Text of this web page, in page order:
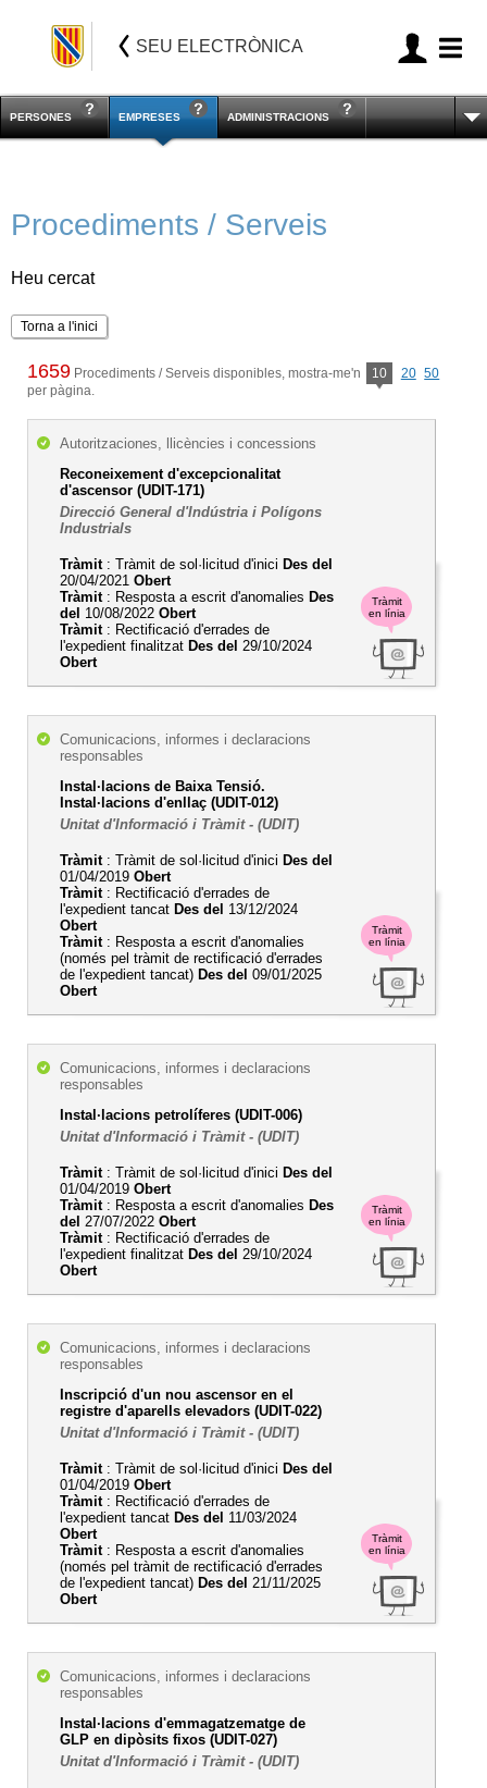
SEU ELECTRÒNICA
PERSONES EMPRESES ADMINISTRACIONS
Procediments / Serveis
Heu cercat
Torna a l'inici
1659 Procediments / Serveis disponibles, mostra-me'n 10 20 50
per pàgina.
Tràmit
en línia
Autoritzaciones, llicències i concessions
Reconeixement d'excepcionalitat
d'ascensor (UDIT-171)
Direcció General d'Indústria i Polígons
Industrials
Tràmit: Tràmit de sol·licitud d'inici Des del
20/04/2021 Obert
Tràmit: Resposta a escrit d'anomalies Des
del 10/08/2022 Obert
Tràmit: Rectificació d'errades de
l'expedient finalitzat Des del 29/10/2024
Obert
Tràmit
en línia
Comunicacions, informes i declaracions
responsables
Instal·lacions de Baixa Tensió.
Instal·lacions d'enllaç (UDIT-012)
Unitat d'Informació i Tràmit - (UDIT)
Tràmit: Tràmit de sol·licitud d'inici Des del
01/04/2019 Obert
Tràmit: Rectificació d'errades de
l'expedient tancat Des del 13/12/2024
Obert
Tràmit: Resposta a escrit d'anomalies
(només pel tràmit de rectificació d'errades
de l'expedient tancat) Des del 09/01/2025
Obert
Tràmit
en línia
Comunicacions, informes i declaracions
responsables
Instal·lacions petrolíferes (UDIT-006)
Unitat d'Informació i Tràmit - (UDIT)
Tràmit: Tràmit de sol·licitud d'inici Des del
01/04/2019 Obert
Tràmit: Resposta a escrit d'anomalies Des
del 27/07/2022 Obert
Tràmit: Rectificació d'errades de
l'expedient finalitzat Des del 29/10/2024
Obert
Tràmit
en línia
Comunicacions, informes i declaracions
responsables
Inscripció d'un nou ascensor en el
registre d'aparells elevadors (UDIT-022)
Unitat d'Informació i Tràmit - (UDIT)
Tràmit: Tràmit de sol·licitud d'inici Des del
01/04/2019 Obert
Tràmit: Rectificació d'errades de
l'expedient tancat Des del 11/03/2024
Obert
Tràmit: Resposta a escrit d'anomalies
(només pel tràmit de rectificació d'errades
de l'expedient tancat) Des del 21/11/2025
Obert
Comunicacions, informes i declaracions
responsables
Instal·lacions d'emmagatzematge de
GLP en dipòsits fixos (UDIT-027)
Unitat d'Informació i Tràmit - (UDIT)